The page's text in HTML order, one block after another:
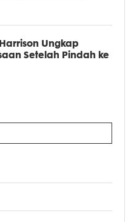
Ungkap
Setelah Pindah ke